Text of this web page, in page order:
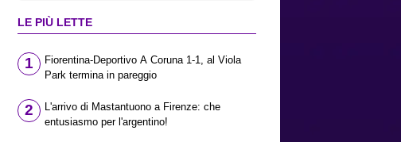
LE PIÙ LETTE
1
Fiorentina-Deportivo A Coruna 1-1, al Viola
Park termina in pareggio
2
L'arrivo di Mastantuono a Firenze: che
entusiasmo per l'argentino!